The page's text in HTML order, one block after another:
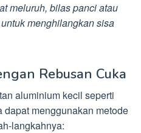
meluruh, bilas panci atau
menghilangkan sisa
Rebusan Cuka
aluminium kecil seperti
menggunakan metode
langkahnya: